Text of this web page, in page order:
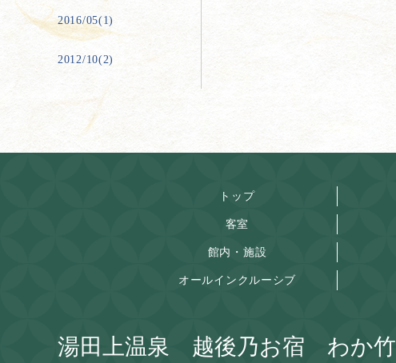
2016/05(1)
2012/10(2)
トップ
客室
館内・施設
オールインクルーシブ
湯田上温泉 越後乃お宿 わか竹